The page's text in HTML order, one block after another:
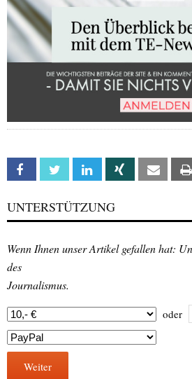
Facebook Twitter Linkedin Xing Email
UNTERSTÜTZUNG
Wenn Ihnen unser Artikel gefallen hat:
des
Journalismus.
oder
Weiter